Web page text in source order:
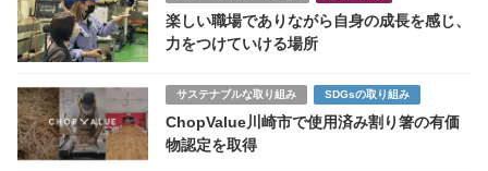
楽しい職場でありながら自身の成長を感じ、
力をつけていける場所
サステナブルな取り組み SDGsの取り組み
ChopValue川崎市で使用済み割り箸の有価
物認定を取得